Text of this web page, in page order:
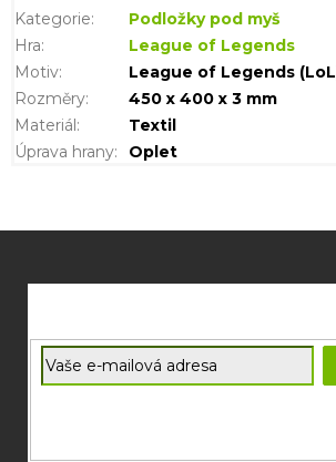
Kategorie:
Podložky pod myš
Hra:
League of Legends
Motiv:
League of Legends
Rozměry:
450 x 400 x 3 mm
Materiál:
Textil
Úprava hrany: Oplet
E-mail